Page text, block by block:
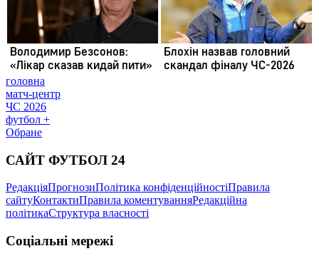
головна
матч-центр
ЧС 2026
футбол +
Обране
САЙТ ФУТБОЛ 24
РедакціяПрогнозиПолітика конфіденційностіПравила
сайтуКонтактиПравила коментуванняРедакційна
політикаСтруктура власності
Соціальні мережі